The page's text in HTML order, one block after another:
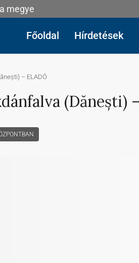
megye
Főoldal Hírdetések
– ELADÓ
(Dănești)